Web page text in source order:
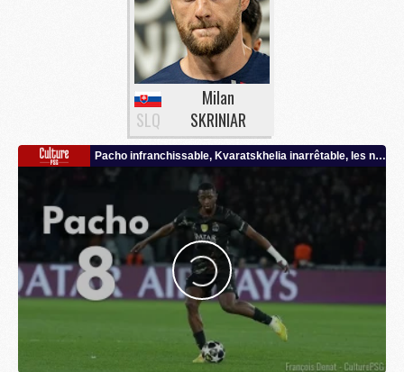
SLQ
Milan
SKRINIAR